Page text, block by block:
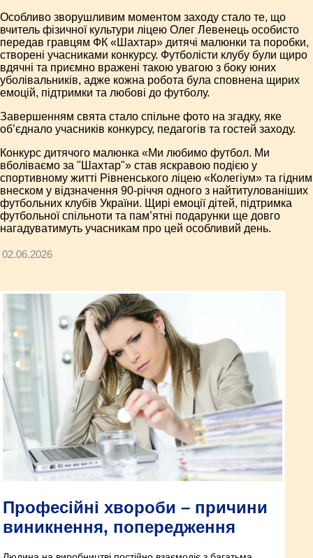
Особливо зворушливим моментом заходу стало те, що
вчитель фізичної культури ліцею Олег Левенець особисто
передав гравцям ФК «Шахтар» дитячі малюнки та поробки,
створені учасниками конкурсу. Футболісти клубу були щиро
вдячні та приємно вражені такою увагою з боку юних
уболівальників, адже кожна робота була сповнена щирих
емоцій, підтримки та любові до футболу.
Завершенням свята стало спільне фото на згадку, яке
об’єднало учасників конкурсу, педагогів та гостей заходу.
Конкурс дитячого малюнка «Ми любимо футбол. Ми
вболіваємо за "Шахтар"» став яскравою подією у
спортивному житті Рівненського ліцею «Колегіум» та гідним
внеском у відзначення 90-річчя одного з найтитулованіших
футбольних клубів України. Щирі емоції дітей, підтримка
футбольної спільноти та пам’ятні подарунки ще довго
нагадуватимуть учасникам про цей особливий день.
02.06.2026
Професійні хвороби – причини
виникнення, попередження